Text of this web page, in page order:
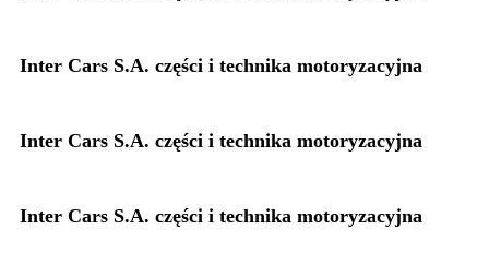
Inter Cars S.A. części i technika motoryzacyjna
Inter Cars S.A. części i technika motoryzacyjna
Inter Cars S.A. części i technika motoryzacyjna